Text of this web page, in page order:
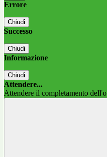
Errore
Chiudi
Successo
Chiudi
Informazione
Chiudi
Attendere...
Attendere il completamento